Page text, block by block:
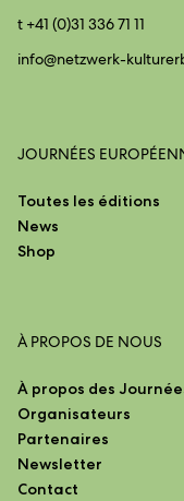
t +41 (0)31 336 71 11
info@netzwerk-
JOURNÉES
Toutes les éditions
News
Shop
À PROPOS DE NOUS
À propos des
Organisateurs
Partenaires
Newsletter
Contact